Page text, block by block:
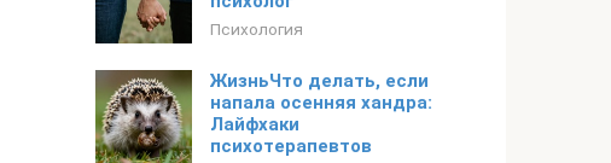
Психология
ЖизньЧто делать, если
напала осенняя хандра:
Лайфхаки
психотерапевтов